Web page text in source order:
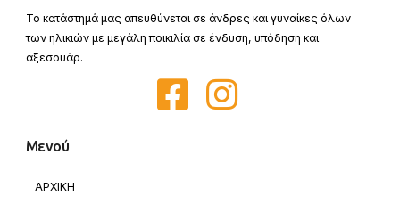
Το κατάστημά μας απευθύνεται σε άνδρες και γυναίκες όλων
των ηλικιών με μεγάλη ποικιλία σε ένδυση, υπόδηση και
αξεσουάρ.
Μενού
ΑΡΧΙΚΗ